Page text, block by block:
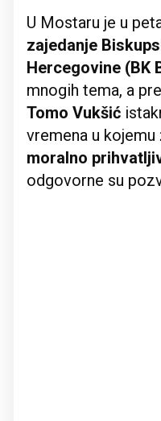
U Mostaru je u
zajedanje
Hercegovine (BK
mnogih tema, a
Tomo Vukšić
vremena u kojemu
moralno
odgovorne su